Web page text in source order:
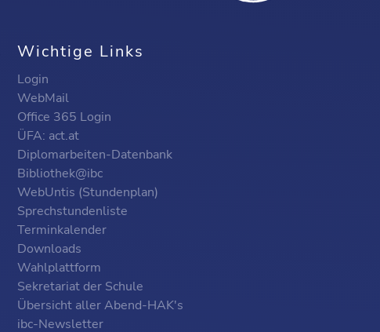
Wichtige Links
Login
WebMail
Office 365 Login
ÜFA: act.at
Diplomarbeiten-Datenbank
Bibliothek@ibc
WebUntis (Stundenplan)
Sprechstundenliste
Terminkalender
Downloads
Wahlplattform
Sekretariat der Schule
Übersicht aller Abend-HAK's
ibc-Newsletter